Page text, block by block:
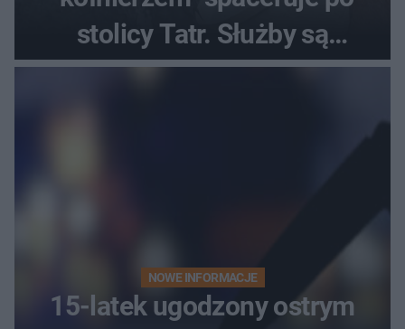
stolicy Tatr. Służby są
bezradne
NOWE INFORMACJE
15-latek ugodzony ostrym